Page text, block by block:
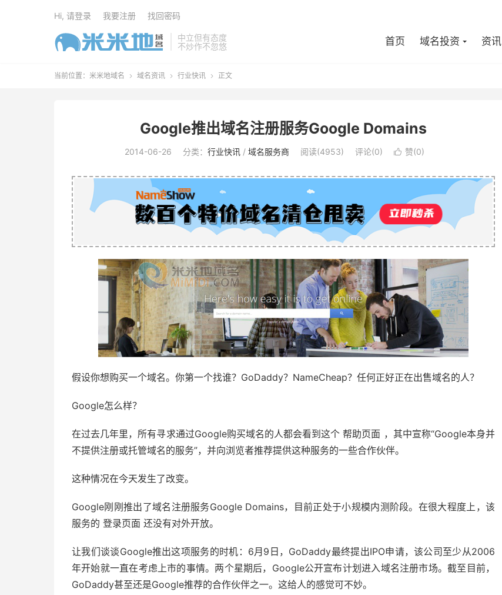
中立但有态度
不炒作不忽悠
首页 域名投资 资讯
Hi, 请登录 我要注册 找回密码
当前位置： 米米地域名  域名资讯  行业快讯  正文
Google推出域名注册服务Google Domains
2014-06-26 分类： 行业快讯 / 域名服务商 阅读(4953) 评论(0)  赞(0)
假设你想购买一个域名。你第一个找谁？GoDaddy？NameCheap？任何正好正在出售域名的人？
Google怎么样？
在过去几年里，所有寻求通过Google购买域名的人都会看到这个 帮助页面 ，其中宣称“Google本身并
不提供注册或托管域名的服务”，并向浏览者推荐提供这种服务的一些合作伙伴。
这种情况在今天发生了改变。
Google刚刚推出了域名注册服务Google Domains，目前正处于小规模内测阶段。在很大程度上，该
服务的 登录页面 还没有对外开放。
让我们谈谈Google推出这项服务的时机：6月9日，GoDaddy最终提出IPO申请，该公司至少从2006
年开始就一直在考虑上市的事情。两个星期后，Google公开宣布计划进入域名注册市场。截至目前，
GoDaddy甚至还是Google推荐的合作伙伴之一。这给人的感觉可不妙。